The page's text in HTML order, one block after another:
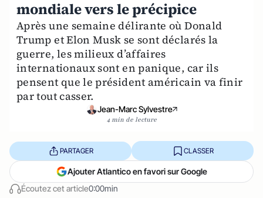
mondiale vers le précipice
Après une semaine délirante où Donald
Trump et Elon Musk se sont déclarés la
guerre, les milieux d’affaires
internationaux sont en panique, car ils
pensent que le président américain va finir
par tout casser.
Jean-Marc Sylvestre
4 min de lecture
Écoutez cet article0:00min
PARTAGER CLASSER
Ajouter Atlantico en favori sur Google